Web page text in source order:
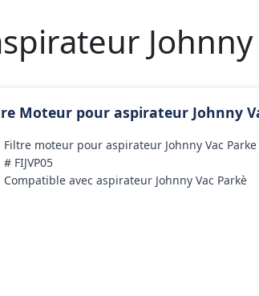
Johnny
Moteur pour aspirateur Johnny
Filtre moteur pour aspirateur Johnny Vac Parke
# FIJVP05
Compatible avec aspirateur Johnny Vac Parkè